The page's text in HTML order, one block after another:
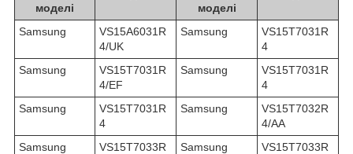
моделі
моделі
Samsung
VS15A6031R
4/UK
Samsung
VS15T7031R
4
Samsung
VS15T7031R
4/EF
Samsung
VS15T7031R
4
Samsung
VS15T7031R
4
Samsung
VS15T7032R
4/AA
Samsung
VS15T7033R
Samsung
VS15T7033R